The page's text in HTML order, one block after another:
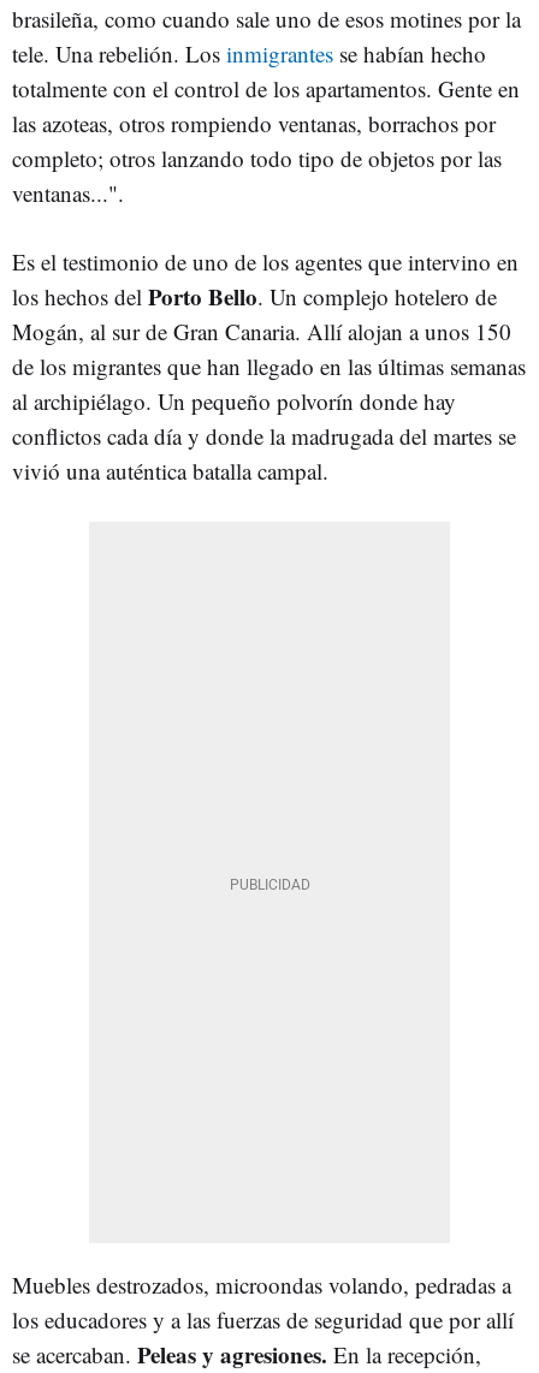
brasileña, como cuando sale uno de esos motines por la
tele. Una rebelión. Los inmigrantes se habían hecho
totalmente con el control de los apartamentos. Gente en
las azoteas, otros rompiendo ventanas, borrachos por
completo; otros lanzando todo tipo de objetos por las
ventanas...".
Es el testimonio de uno de los agentes que intervino en
los hechos del Porto Bello. Un complejo hotelero de
Mogán, al sur de Gran Canaria. Allí alojan a unos 150
de los migrantes que han llegado en las últimas semanas
al archipiélago. Un pequeño polvorín donde hay
conflictos cada día y donde la madrugada del martes se
vivió una auténtica batalla campal.
Muebles destrozados, microondas volando, pedradas a
los educadores y a las fuerzas de seguridad que por allí
se acercaban. Peleas y agresiones. En la recepción,